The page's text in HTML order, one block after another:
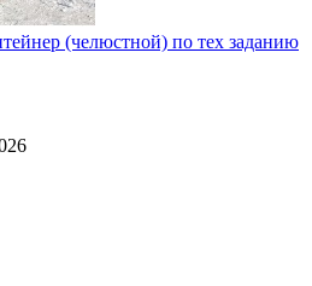
(челюстной) по тех заданию